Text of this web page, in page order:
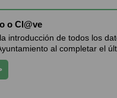
o Cl@ve
introducción de todos los
al completar el